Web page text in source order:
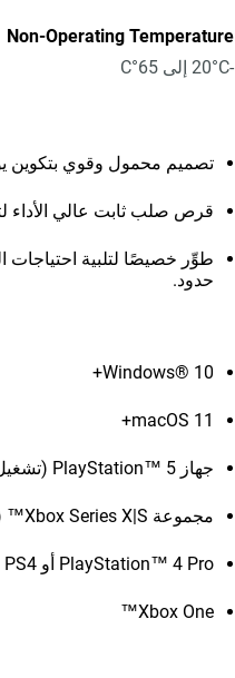
Non-Operating Temperature
-20°C إلى 65°C
تصميم محمول وقوي بتكوين
قرص صلب ثابت عالي الأداء
حدود.
Windows® 10+
macOS 11+
جهاز PlayStation™ 5 (تشغيل ألعاب PS4™ وتخزين ألعاب PS5)
مجموعة Xbox Series X|S™ (تشغيل ألعاب Xbox One™، وتخزين ألعاب Xbox Series X|S)
PlayStation™ 4 Pro أو PS4 مزود بالإصدار 4.50 من برنامج النظام أو الأحدث
Xbox One™